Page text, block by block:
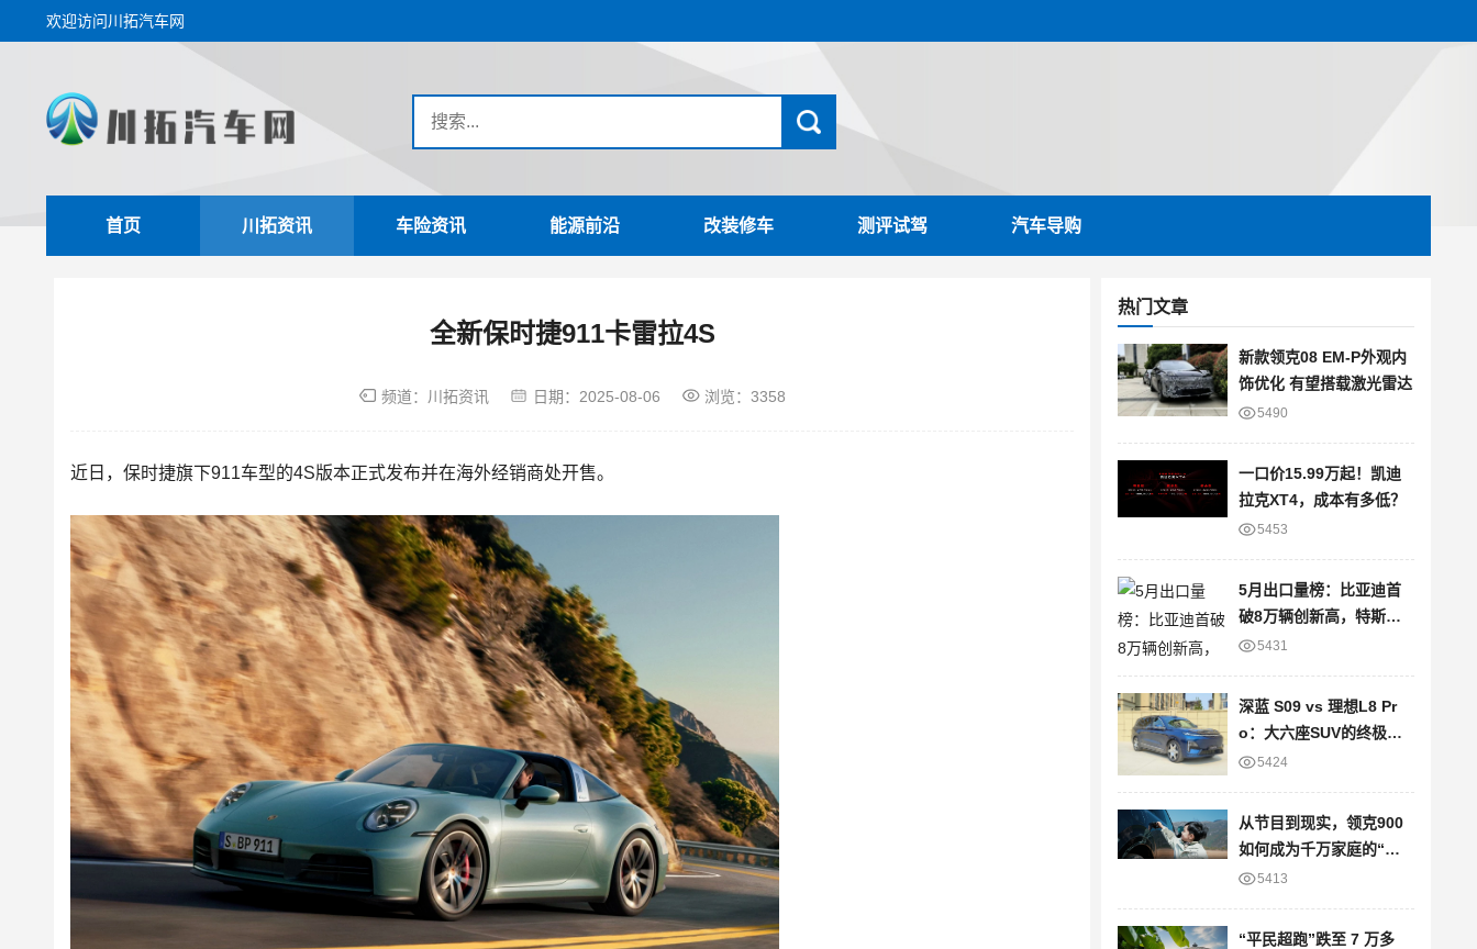
欢迎访问川拓汽车网
首页 川拓资讯 车险资讯 能源前沿 改装修车 测评试驾 汽车导购
热门文章
新款领克08 EM-P外观内
饰优化 有望搭载激光雷达
5490
一口价15.99万起！凯迪
拉克XT4，成本有多低？
5453
5月出口量榜：比亚迪首
破8万辆创新高，特斯拉
大降22%
5431
深蓝 S09 vs 理想L8 Pr
o：大六座SUV的终极对
决 5424
从节目到现实，领克900
如何成为千万家庭的“信
任之选”？
5413
“平民超跑”跌至 7 万多
全新保时捷911卡雷拉4S
频道： 川拓资讯 日期： 2025-08-06 浏览：3358
近日，保时捷旗下911车型的4S版本正式发布并在海外经销商处开售。